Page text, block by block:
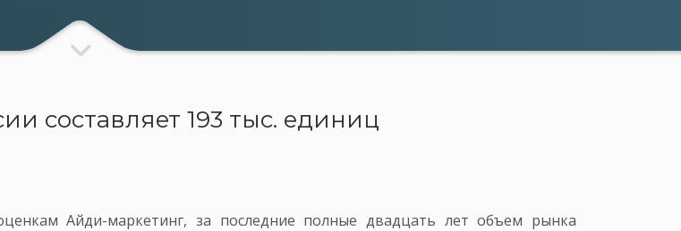
составляет 193 тыс. единиц
Айди-маркетинг, за последние полные двадцать лет объем рынка